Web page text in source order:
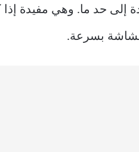
إلى حد ما. وهي مفيدة